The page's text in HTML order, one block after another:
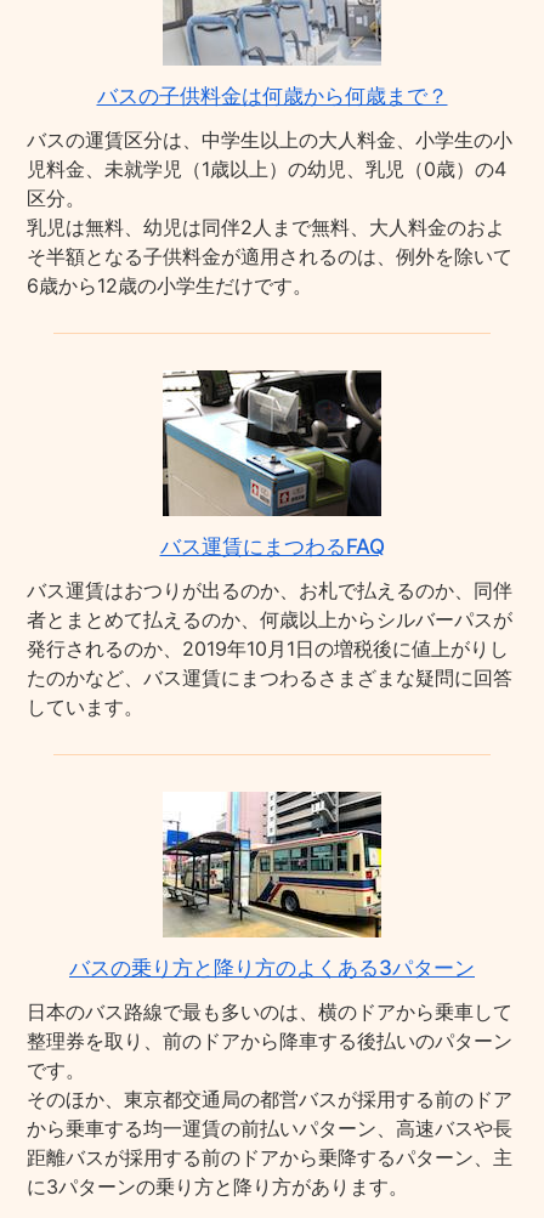
バスの子供料金は何歳から何歳まで？
バスの運賃区分は、中学生以上の大人料金、小学生の小
児料金、未就学児（1歳以上）の幼児、乳児（0歳）の4
区分。
乳児は無料、幼児は同伴2人まで無料、大人料金のおよ
そ半額となる子供料金が適用されるのは、例外を除いて
6歳から12歳の小学生だけです。
バス運賃にまつわるFAQ
バス運賃はおつりが出るのか、お札で払えるのか、同伴
者とまとめて払えるのか、何歳以上からシルバーパスが
発行されるのか、2019年10月1日の増税後に値上がりし
たのかなど、バス運賃にまつわるさまざまな疑問に回答
しています。
バスの乗り方と降り方のよくある3パターン
日本のバス路線で最も多いのは、横のドアから乗車して
整理券を取り、前のドアから降車する後払いのパターン
です。
そのほか、東京都交通局の都営バスが採用する前のドア
から乗車する均一運賃の前払いパターン、高速バスや長
距離バスが採用する前のドアから乗降するパターン、主
に3パターンの乗り方と降り方があります。